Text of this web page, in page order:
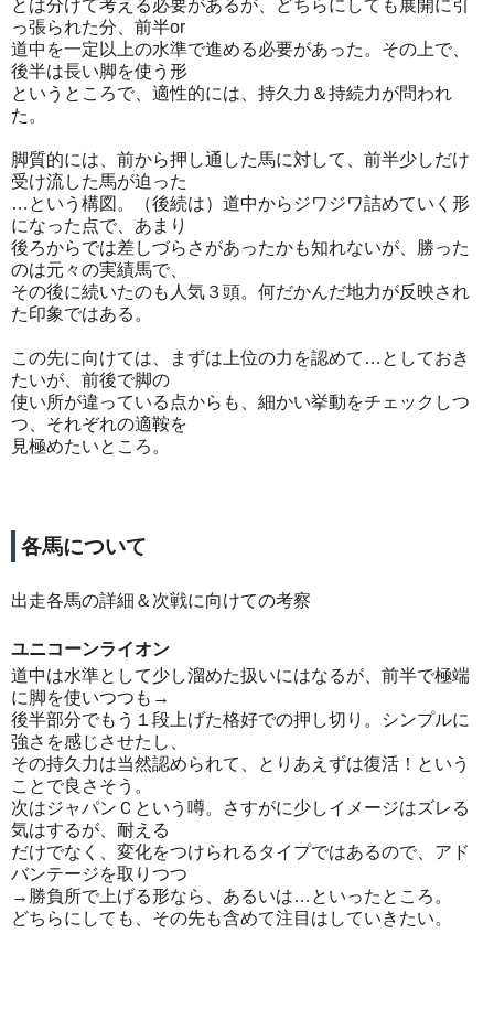
とは分けて考える必要があるが、どちらにしても展開に引
っ張られた分、前半or
道中を一定以上の水準で進める必要があった。その上で、
後半は長い脚を使う形
というところで、適性的には、持久力＆持続力が問われ
た。
脚質的には、前から押し通した馬に対して、前半少しだけ
受け流した馬が迫った
…という構図。（後続は）道中からジワジワ詰めていく形
になった点で、あまり
後ろからでは差しづらさがあったかも知れないが、勝った
のは元々の実績馬で、
その後に続いたのも人気３頭。何だかんだ地力が反映され
た印象ではある。
この先に向けては、まずは上位の力を認めて…としておき
たいが、前後で脚の
使い所が違っている点からも、細かい挙動をチェックしつ
つ、それぞれの適鞍を
見極めたいところ。
各馬について
出走各馬の詳細＆次戦に向けての考察
ユニコーンライオン
道中は水準として少し溜めた扱いにはなるが、前半で極端
に脚を使いつつも→
後半部分でもう１段上げた格好での押し切り。シンプルに
強さを感じさせたし、
その持久力は当然認められて、とりあえずは復活！という
ことで良さそう。
次はジャパンＣという噂。さすがに少しイメージはズレる
気はするが、耐える
だけでなく、変化をつけられるタイプではあるので、アド
バンテージを取りつつ
→勝負所で上げる形なら、あるいは…といったところ。
どちらにしても、その先も含めて注目はしていきたい。